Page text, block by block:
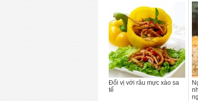
Đổi vị với râu mực xào sa
tế